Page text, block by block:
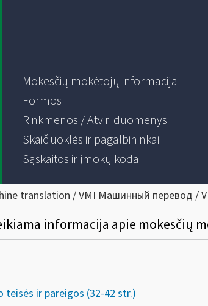
Mokesčių mokėtojų informacija
Formos
Rinkmenos / Atviri duomenys
Skaičiuoklės ir pagalbininkai
Sąskaitos ir įmokų kodai
translation / VMI Машинный перевод /
informacija apie mokesčių
ir pareigos (32-42 str.)